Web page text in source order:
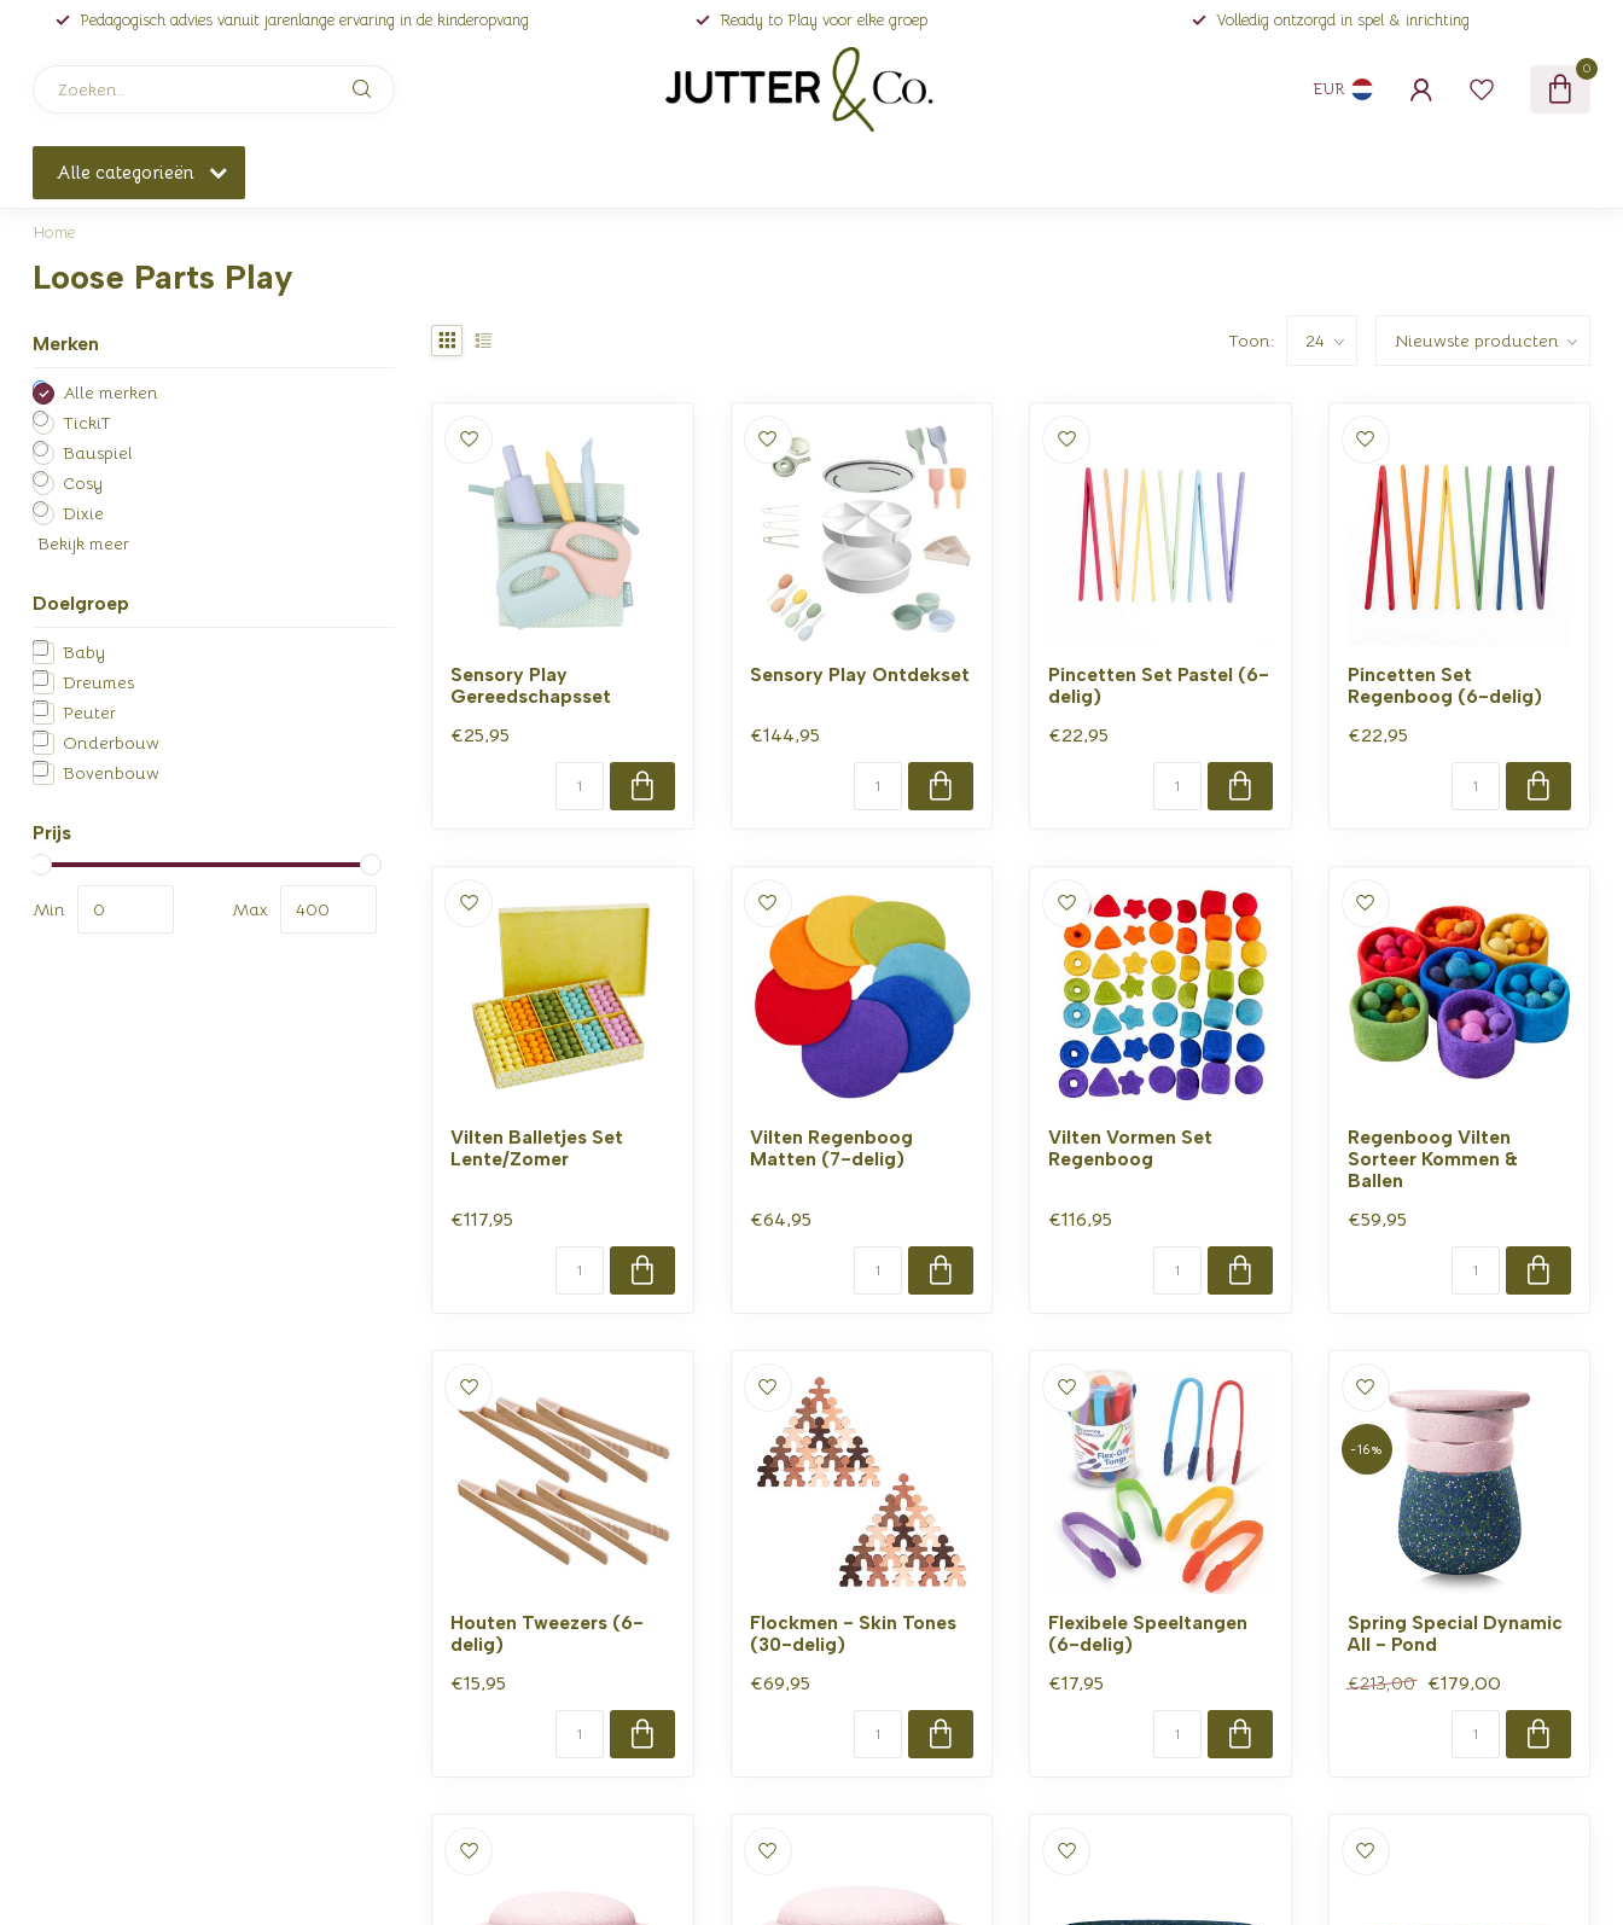
Pedagogisch advies vanuit jarenlange ervaring in de kinderopvang Ready to Play voor elke groep Volledig ontzorgd in spel & inrichting
EUR
0
Alle categorieën
Home
Loose Parts Play
Merken
Alle merken
TickiT
Bauspiel
Cosy
Dixie
Bekijk meer
Doelgroep
Baby
Dreumes
Peuter
Onderbouw
Bovenbouw
Prijs
Min Max
Toon:
Sensory Play
Gereedschapsset
€25,95
Sensory Play Ontdekset
€144,95
Pincetten Set Pastel (6-
delig)
€22,95
Pincetten Set
Regenboog (6-delig)
€22,95
Vilten Balletjes Set
Lente/Zomer
€117,95
Vilten Regenboog
Matten (7-delig)
€64,95
Vilten Vormen Set
Regenboog
€116,95
Regenboog Vilten
Sorteer Kommen &
Ballen
€59,95
Houten Tweezers (6-
delig)
€15,95
Flockmen - Skin Tones
(30-delig)
€69,95
Flexibele Speeltangen
(6-delig)
€17,95
-16%
Spring Special Dynamic
All - Pond
€213,00 €179,00